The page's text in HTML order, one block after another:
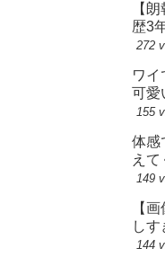
【
歴3
272
ワイ
可愛
155
体感
えて
149
【
しす
144